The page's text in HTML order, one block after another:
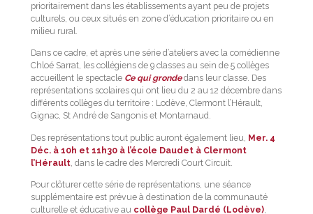
prioritairement dans les établissements ayant peu de projets
culturels, ou ceux situés en zone d’éducation prioritaire ou en
milieu rural.
Dans ce cadre, et après une série d’ateliers avec la comédienne
Chloé Sarrat, les collégiens de 9 classes au sein de 5 collèges
accueillent le spectacle Ce qui grondedans leur classe. Des
représentations scolaires qui ont lieu du 2 au 12 décembre dans
différents collèges du territoire : Lodève, Clermont l’Hérault,
Gignac, St André de Sangonis et Montarnaud.
Des représentations tout public auront également lieu, Mer. 4
Déc. à 10h et 11h30 à l’école Daudet à Clermont
l’Hérault , dans le cadre des Mercredi Court Circuit.
Pour clôturer cette série de représentations, une séance
supplémentaire est prévue à destination de la communauté
culturelle et éducative au collège Paul Dardé (Lodève)